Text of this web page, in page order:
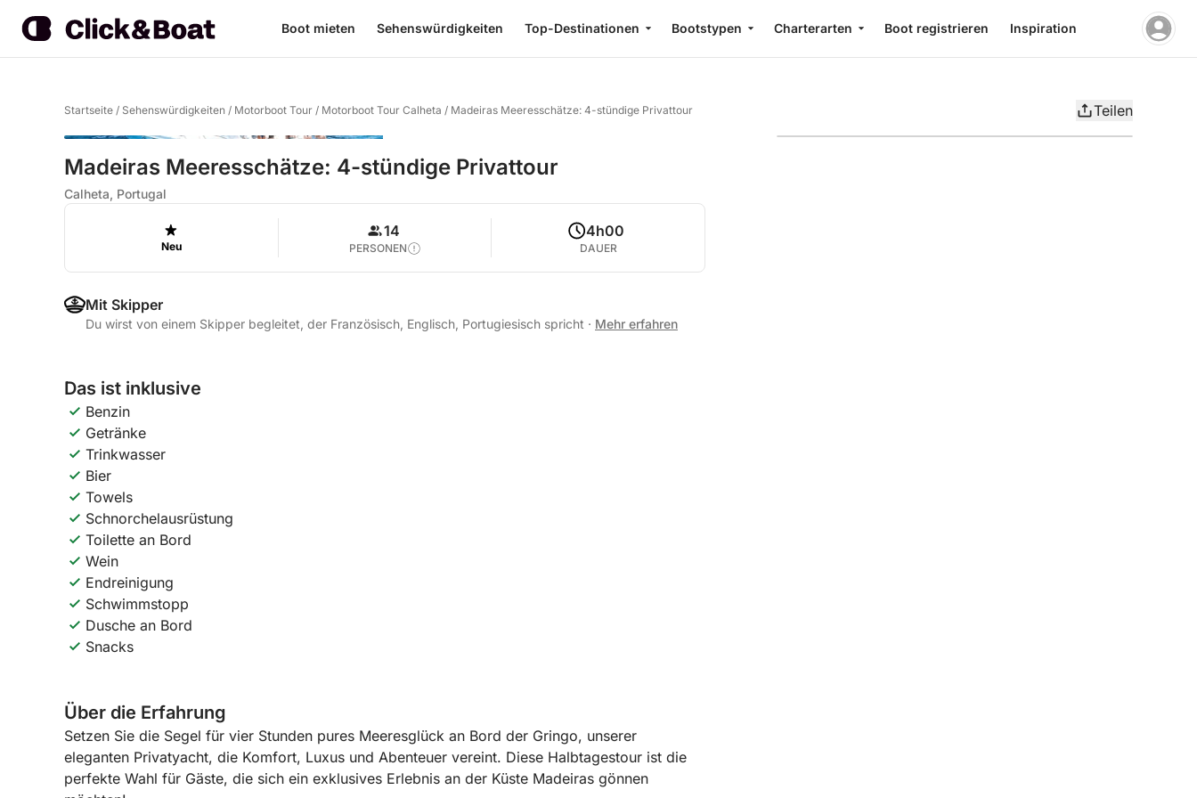
Boot mieten Sehenswürdigkeiten Top-Destinationen Bootstypen Charterarten Boot registrieren Inspiration
Startseite / Sehenswürdigkeiten / Motorboot Tour / Motorboot Tour Calheta / Madeiras Meeresschätze: 4-stündige Privattour Teilen
Madeiras Meeresschätze: 4-stündige Privattour
Calheta, Portugal
Neu
14
PERSONEN
4h00
DAUER
Mit Skipper
Du wirst von einem Skipper begleitet, der Französisch, Englisch, Portugiesisch spricht · Mehr erfahren
Das ist inklusive
Benzin
Getränke
Trinkwasser
Bier
Towels
Schnorchelausrüstung
Toilette an Bord
Wein
Endreinigung
Schwimmstopp
Dusche an Bord
Snacks
Über die Erfahrung
Setzen Sie die Segel für vier Stunden pures Meeresglück an Bord der Gringo, unserer
eleganten Privatyacht, die Komfort, Luxus und Abenteuer vereint. Diese Halbtagestour ist die
perfekte Wahl für Gäste, die sich ein exklusives Erlebnis an der Küste Madeiras gönnen